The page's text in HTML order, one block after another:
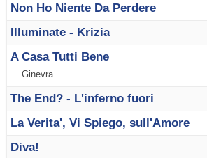
Non Ho Niente Da Perdere
Illuminate - Krizia
A Casa Tutti Bene
... Ginevra
The End? - L'inferno fuori
La Verita', Vi Spiego, sull'Amore
Diva!